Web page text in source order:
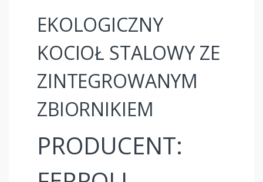
EKOLOGICZNY
KOCIOŁ STALOWY ZE
ZINTEGROWANYM
ZBIORNIKIEM
PRODUCENT: